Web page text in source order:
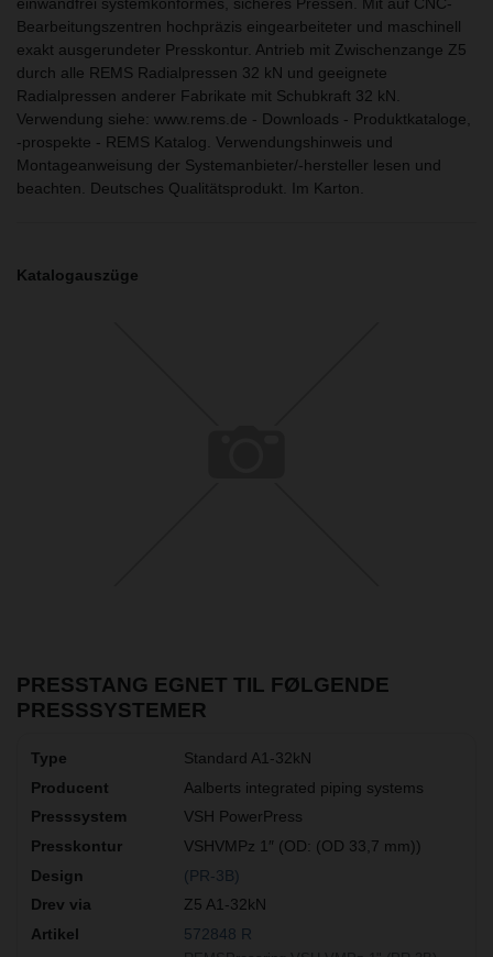
Bearbeitungszentren hochpräzis eingearbeiteter und maschinell
exakt ausgerundeter Presskontur. Antrieb mit Zwischenzange Z5
durch alle REMS Radialpressen 32 kN und geeignete
Radialpressen anderer Fabrikate mit Schubkraft 32 kN.
Verwendung siehe: www.rems.de - Downloads - Produktkataloge,
-prospekte - REMS Katalog. Verwendungshinweis und
Montageanweisung der Systemanbieter/-hersteller lesen und
beachten. Deutsches Qualitätsprodukt. Im Karton.
Katalogauszüge
PRESSTANG EGNET TIL FØLGENDE
PRESSSYSTEMER
Standard A1-32kN
Aalberts integrated piping systems
VSH PowerPress
VSHVMPz 1″ (OD: (OD 33,7 mm))
(PR-3B)
Z5 A1-32kN
572848 R